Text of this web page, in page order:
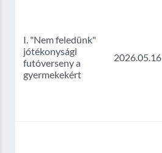
I. "Nem feledünk"
jótékonysági
futóverseny a
gyermekekért
2026.05.16